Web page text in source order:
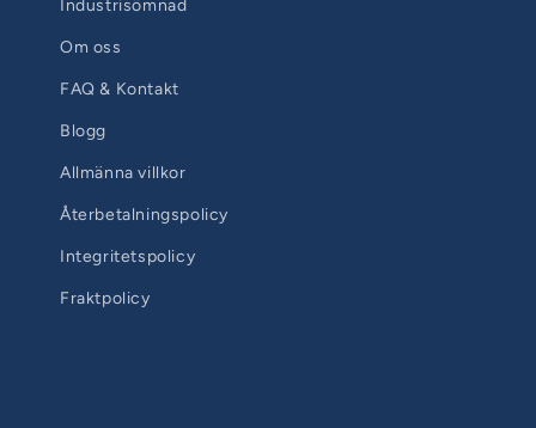
Industrisömnad
Om oss
FAQ & Kontakt
Blogg
Allmänna villkor
Återbetalningspolicy
Integritetspolicy
Fraktpolicy